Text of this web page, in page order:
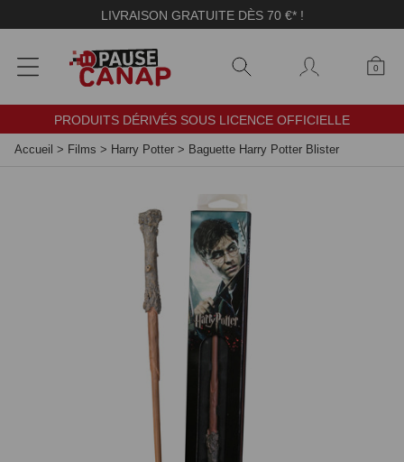
LIVRAISON GRATUITE DÈS 70 €* !
0
PRODUITS DÉRIVÉS SOUS LICENCE OFFICIELLE
Accueil > Films > Harry Potter > Baguette Harry Potter Blister
Panneau de gestion des cookies